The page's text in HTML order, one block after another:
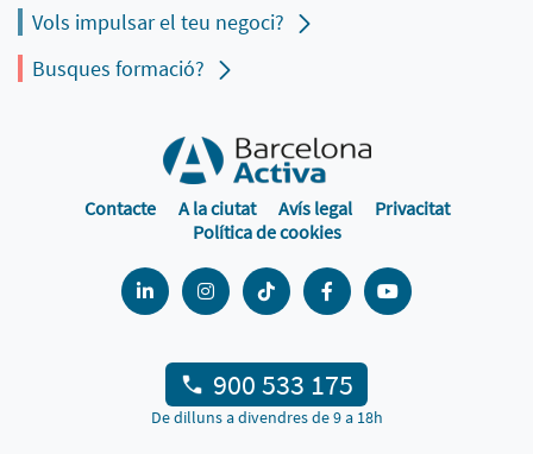
Vols impulsar el teu negoci?
Busques formació?
Contacte A la ciutat Avís legal
Privacitat
Política de cookies
900 533 175
De dilluns a divendres de 9 a 18h